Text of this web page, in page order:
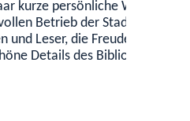
kurze persönliche Worte: Mit
Betrieb der Stadtbücherei
Leser, die Freude der
Details des